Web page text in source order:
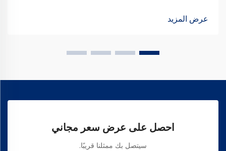
ومع ذلك، فإن اختيار المحرك المناسب...
عرض المزيد
احصل على عرض سعر مجاني
سيتصل بك ممثلنا قريبًا.